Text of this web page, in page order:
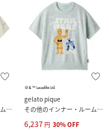
その他のインナー・ルームウェア
gelato pique
その他のインナー・ルームウェア
6,237 円 30%OFF